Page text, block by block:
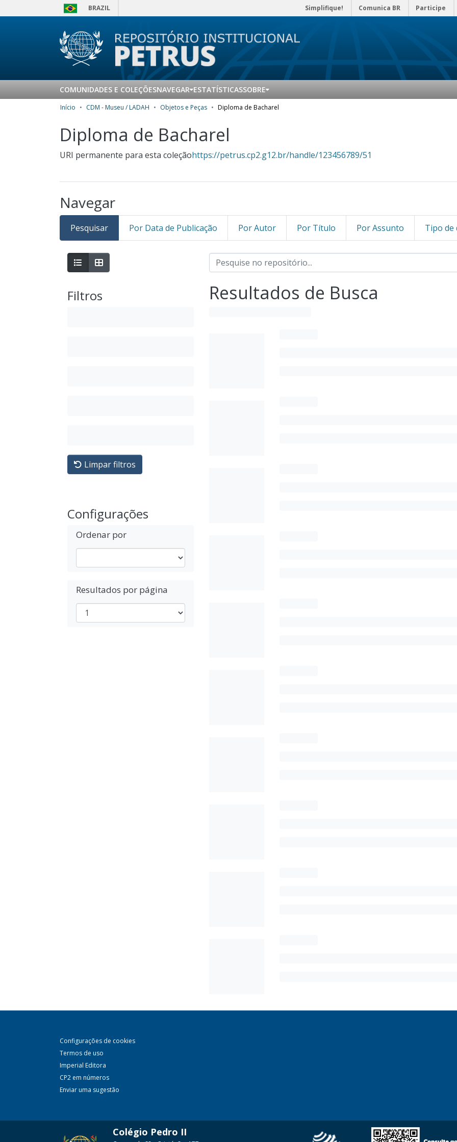
BRAZIL Simplifique! Comunica BR Participe
COMUNIDADES E COLEÇÕESNAVEGAR ESTATÍSTICASSOBRE
Início CDM - Museu / LADAH Objetos e Peças Diploma de Bacharel
Diploma de Bacharel
URI permanente para esta coleçãohttps://petrus.cp2.g12.br/handle/123456789/51
Navegar
Pesquisar Por Data de Publicação Por Autor Por Título Por Assunto Tipo de
Filtros
Limpar filtros
Configurações
Ordenar por
Resultados por página
Resultados de Busca
Configurações de cookies
Termos de uso
Imperial Editora
CP2 em números
Enviar uma sugestão
Colégio Pedro II